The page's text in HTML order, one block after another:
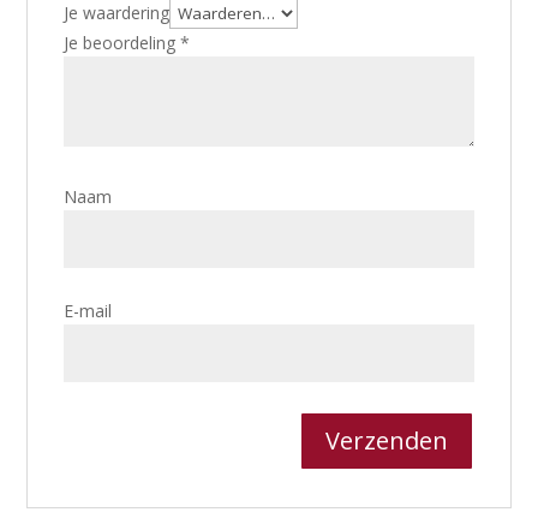
Je waardering
Je beoordeling*
Naam
E-mail